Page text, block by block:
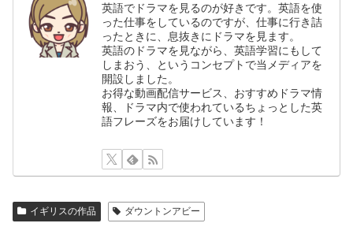
英語でドラマを見るのが好きです。英語を使
った仕事をしているのですが、仕事に行き詰
ったときに、息抜きにドラマを見ます。
英語のドラマを見ながら、英語学習にもして
しまおう、というコンセプトで当メディアを
開設しました。
お得な動画配信サービス、おすすめドラマ情
報、ドラマ内で使われているちょっとした英
語フレーズをお届けしています！
イギリスの作品 ダウントンアビー